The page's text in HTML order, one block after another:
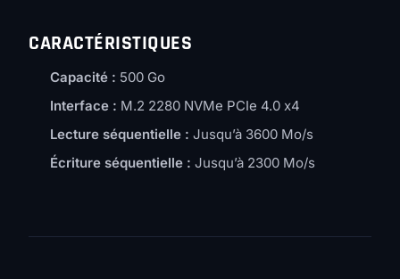
CARACTÉRISTIQUES
Capacité : 500 Go
Interface : M.2 2280 NVMe PCIe 4.0 x4
Lecture séquentielle : Jusqu’à 3600 Mo/s
Écriture séquentielle : Jusqu’à 2300 Mo/s